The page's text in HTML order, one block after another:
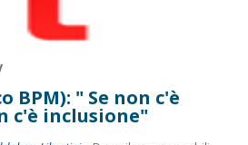
BPM): " Se non c'è
c'è inclusione"